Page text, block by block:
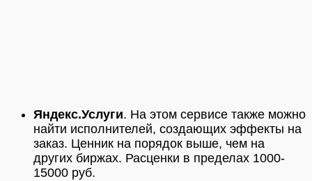
Яндекс.Услуги. На этом сервисе также можно
найти исполнителей, создающих эффекты на
заказ. Ценник на порядок выше, чем на
других биржах. Расценки в пределах 1000-
15000 руб.